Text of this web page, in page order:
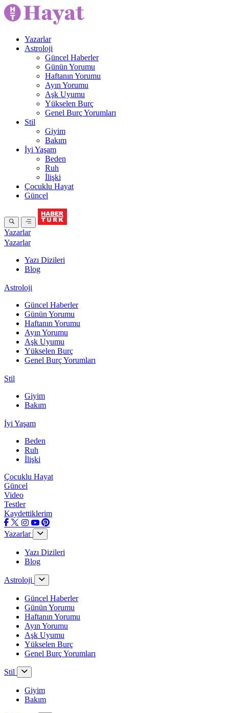
Yazarlar
Astroloji
Güncel Haberler
Günün Yorumu
Haftanın Yorumu
Ayın Yorumu
Aşk Uyumu
Yükselen Burç
Genel Burç Yorumları
Stil
Giyim
Bakım
İyi Yaşam
Beden
Ruh
İlişki
Çocuklu Hayat
Güncel
Yazarlar
Yazarlar
Yazı Dizileri
Blog
Astroloji
Güncel Haberler
Günün Yorumu
Haftanın Yorumu
Ayın Yorumu
Aşk Uyumu
Yükselen Burç
Genel Burç Yorumları
Stil
Giyim
Bakım
İyi Yaşam
Beden
Ruh
İlişki
Çocuklu Hayat
Güncel
Video
Testler
Kaydettiklerim
Yazarlar
Yazı Dizileri
Blog
Astroloji
Güncel Haberler
Günün Yorumu
Haftanın Yorumu
Ayın Yorumu
Aşk Uyumu
Yükselen Burç
Genel Burç Yorumları
Stil
Giyim
Bakım